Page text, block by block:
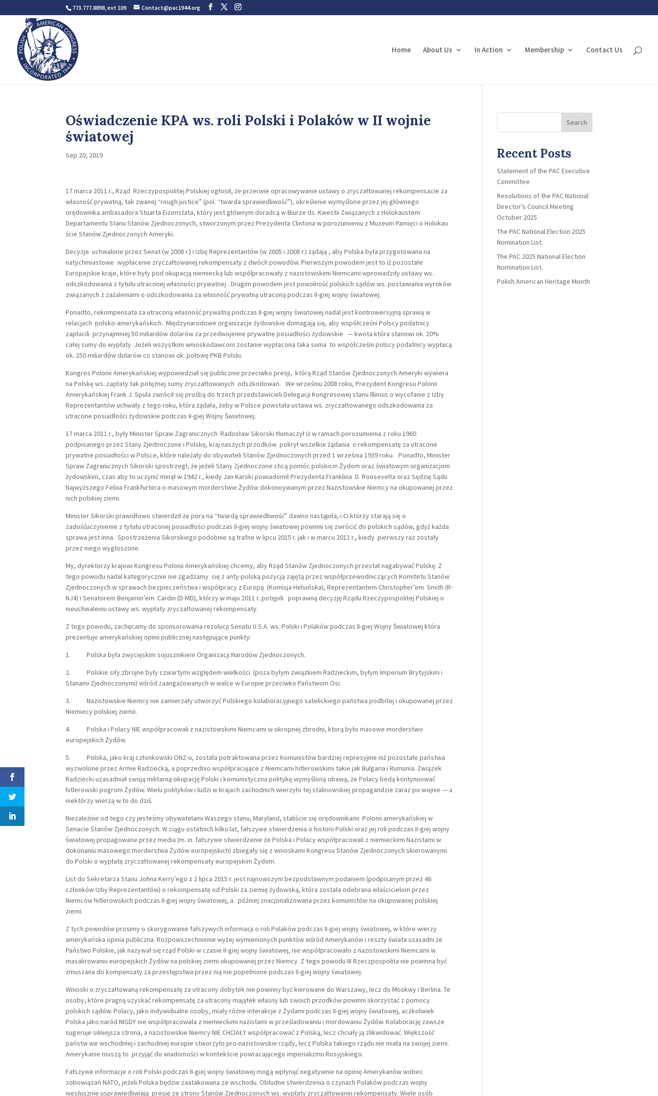
773.777.8898, ext 109 Contact@pac1944.org
Home About Us In Action Membership Contact Us
Oświadczenie KPA ws. roli Polski i Polaków w II wojnie
światowej
Sep 20, 2019
17 marca 2011 r., Rząd Rzeczypospolitej Polskiej ogłosił, że przerwie opracowywanie ustawy o zryczałtowanej rekompensacie za
własność prywatną, tak zwanej “rough justice” (pol. “twarda sprawiedliwość”), określenie wymyślone przez jej głównego
orędownika ambasadora Stuarta Eizenstata, który jest głównym doradcą w Biurze ds. Kwestii Związanych z Holokaustem
Departamentu Stanu Stanów Zjednoczonych, stworzonym przez Prezydenta Clintona w porozumieniu z Muzeum Pamięci o Holokau
ście Stanów Zjednoczonych Ameryki.
Decyzje uchwalone przez Senat (w 2008 r.) i Izbę Reprezentantów (w 2005 i 2008 r.) żądają , aby Polska była przygotowana na
natychmiastowe wypłacenie zryczałtowanej rekompensaty z dwóch powodów. Pierwszym powodem jest to iż pozostałe
Europejskie kraje, które były pod okupacją niemiecką lub wspólpracowały z nazistowskimi Niemcami wprowadziły ustawy ws.
odszkodowania z tytułu utraconej własności prywatnej . Drugim powodem jest powolność polskich sądów ws. postawiania wyroków
związanych z zażaleniami o odszkodowania za własność prywatną utraconą podczas II-giej wojny światowej.
Ponadto, rekompensata za utraconą własność prywatną podczas II-giej wojny światowej nadal jest kontrowersyjną sprawą w
relacjach polsko-amerykańskich. Międzynarodowe organizacje żydowskie domagają się, aby współcześni Polscy podatnicy
zapłacili przynajmniej 50 miliardów dolarów za przedwojenne prywatne posiadłości żydowskie — kwota która stanowi ok. 20%
całej sumy do wypłaty. Jeżeli wszystkim wnioskodawcom zostanie wypłacona taka suma to współcześni polscy podatnicy wypłacą
ok. 250 miliardów dolarów co stanowi ok. połowę PKB Polski.
Kongres Polonii Amerykańskiej wypowiedział się publicznie przeciwko presji, którą Rząd Stanów Zjednoczonych Ameryki wywiera
na Polskę ws. zapłaty tak potężnej sumy zryczałtowanych odszkodowań. We wrześniu 2008 roku, Prezydent Kongresu Polonii
Amerykańskiej Frank J. Spula zwrócił się prośbą do trzech przedstawicieli Delegacji Kongresowej stanu Illinois o wycofanie z Izby
Reprezentantów uchwały z tego roku, która żądała, żeby w Polsce powstała ustawa ws. zryczałtowanego odszkodowania za
utracone posiadłości żydowskie podczas II-giej Wojny Światowej.
17 marca 2011 r., były Minister Spraw Zagranicznych Radosław Sikorski tłumaczył iż w ramach porozumienia z roku 1960
podpisanego przez Stany Zjednoczone i Polskę, kraj naszych przodków pokrył wszelkie żądania o rekompensatę za utracone
prywatne posiadłości w Polsce, które należały do obywateli Stanów Zjednoczonych przed 1 września 1939 roku. Ponadto, Minister
Spraw Zagranicznych Sikorski spostrzegł, że jeżeli Stany Zjednoczone chcą pomóc polskicm Żydom oraz światowym organizacjom
żydowskim, czas aby to uczynić minął w 1942 r., kiedy Jan Karski powiadomił Prezydenta Franklina D. Roosevelta oraz Sędzię Sądu
Najwyższego Felixa Frankfurtera o masowym morderstwie Żydów dokonoywanym przez Nazistowskie Niemcy na okupowanej przez
nich polskiej ziemi.
Minister Sikorski prawidłowo stwierdził że pora na “twardą sprawiedliwość” dawno nastąpiła, i Ci którzy starają się o
zadośćuczynienie z tytułu utraconej posiadłości podczas II-giej wojny światowej powinni się zwrócić do polskich sądów, gdyż każda
sprawa jest inna. Spostrzeżenia Sikorskiego podobnie są trafne w lipcu 2015 r. jak i w marcu 2011 r., kiedy pierwszy raz zostały
przez niego wygłoszone.
My, dyrektorzy krajowi Kongresu Polonii Amerykańskiej chcemy, aby Rząd Stanów Zjednoczonych przestał nagabywać Polskę. Z
tego powodu nadal kategorycznie nie zgadzamy się z anty-polską pozycją zajętą przez współprzewodniczących Komitetu Stanów
Zjednoczonych w sprawach bezpieczeństwa i współpracy z Europą (Komisja Helsińska), Reprezentantem Christopher’em Smith (R-
NJ4) i Senatorem Benjamin’em Cardin (D-MD), którzy w maju 2011 r. potępili poprawną decyzję Rządu Rzeczypospolitej Polskiej o
nieuchwaleniu ustawy ws. wypłaty zryczałtowanej rekompensaty.
Z tego powodu, zachęcamy do sponsorowania rezolucji Senatu U.S.A. ws. Polski i Polaków podczas II-giej Wojny Światowej która
prezentuje amerykańskiej opinii publicznej następujące punkty:
1. Polska była zwycięskim sojusznikiem Organizacji Narodów Zjednoczonych.
2. Polskie siły zbrojne były czwartymi względem wielkości (poza byłym związkiem Radzieckim, byłym Imperium Brytyjskim i
Stanami Zjednoczonymi) wśród zaangażowanych w walce w Europie przeciwko Państwom Osi.
3. Nazistowskie Niemcy nie zamierzały utworzyć Polskiego kolaboracyjnego satelickiego państwa podbitej i okupowanej przez
Niemiecy polskiej ziemii.
4. Polska i Polacy NIE współpracowali z nazistowskimi Niemcami w okropnej zbrodni, ktorą było masowe morderstwo
europejskich Żydów.
5. Polska, jako kraj członkowski ONZ-u, została potraktowana przez Komunistów bardziej represyjnie niż pozostałe państwa
wyzwolone przez Armie Radziecką, a poprzednio współpracujące z Niemcami hitlerowskimi takie jak Bulgaria i Rumunia. Związek
Radziecki uzasadniał swoją militarną okupację Polski i komunistyczna politykę wymyśloną obawą, że Polacy bedą kontynuować
hitlerowski pogrom Żydów. Wielu polityków i ludzi w krajach zachodnich wierzyło tej stalinowskiej propagandzie zaraz po wojnie — a
niektórzy wierzą w to do dziś.
Niezależnie od tego czy jesteśmy obywatelami Waszego stanu, Maryland, staliście się orędownikami Polonii amerykańskiej w
Senacie Stanów Zjednoczonych. W ciągu ostatnich kilku lat, fałszywe stwierdzenia o historii Polski oraz jej roli podczas II-giej wojny
światowej propagowane przez media (m. in. fałszywe stwierdzenie że Polska i Polacy współpracowali z niemieckimi Nazistami w
dokonaniu masowego morderstwa Żydów europejskich) zbiegały się z wnioskami Kongresu Stanów Zjednoczonych skierowanymi
do Polski o wypłatę zryczałtowanej rekompensaty europejskim Żydom.
List do Sekretarza Stanu Johna Kerry’ego z 2 lipca 2015 r. jest najnowszym bezpodstawnym podaniem (podpisanym przez 46
członków Izby Reprezentantów) o rekompensatę od Polski za ziemię żydowską, która została odebrana właścicielom przez
Niemców hitlerowskich podczas II-giej wojny światowej, a później znacjonalizowana przez komunistów na okupowanej polskiej
ziemi.
Z tych powodów prosimy o skorygowanie fałszywych informacji o roli Polaków podczas II-giej wojny światowej, w które wierzy
amerykańska opinia publiczna. Rozpowszechnienie wyżej wymienionych punktów wśród Amerykanów i reszty świata uzasadni że
Państwo Polskie, jak nazywał się rząd Polski w czasie II-giej wojny światowej, nie współpracowało z nazistowskimi Niemcami w
masakrowaniu europejskich Żydów na polskiej ziemi okupowanej przez Niemcy. Z tego powodu III Rzeczpospolita nie powinna być
zmuszana do kompensaty za przestępstwa przez nią nie popełnione podczas II-giej wojny światowej.
Wnioski o zryczałtowaną rekompensatę za utracony dobytek nie powinny być kierowane do Warszawy, lecz do Moskwy i Berlina. Te
osoby, które pragną uzyskać rekompensatę za utracony majątek własny lub swoich przodków powinni skorzystać z pomocy
polskich sądów. Polacy, jako indywidualne osoby, miały różne interakcje z Żydami podczas II-giej wojny światowej, aczkolwiek
Polska jako naród NIGDY nie współpracowała z niemieckimi nazistami w prześladowaniu i mordowaniu Żydów. Kolaborację zawsze
sugeruje silniejsza strona, a nazistowskie Niemcy NIE CHCIAŁY współpracować z Polską, lecz chciały ją zlikwidować. Większość
państw we wschodniej i zachodniej europie stworzyło pro-nazistowskie rządy, lecz Polska takiego rządu nie miała na swojej ziemi.
Amerykanie muszą to przyjąć do wiadomości w kontekście powracającego imperializmu Rosyjskiego.
Fałszywe informacje o roli Polski podczas II-giej wojny światowej mogą wpłynąć negatywnie na opinię Amerykanów wobec
zobowiązań NATO, jeżeli Polska będzie zaatakowana ze wschodu. Obłudne stwierdzenia o czynach Polaków podczas wojny
niesłusznie usprawiedliwiają presję ze strony Stanów Zjednoczonych ws. wypłaty zryczałtowanej rekompensaty. Wiele osób
Search
Recent Posts
Statement of the PAC Executive
Committee
Resolutions of the PAC National
Director’s Council Meeting
October 2025
The PAC National Election 2025
Nomination List.
The PAC 2025 National Election
Nomination List.
Polish American Heritage Month